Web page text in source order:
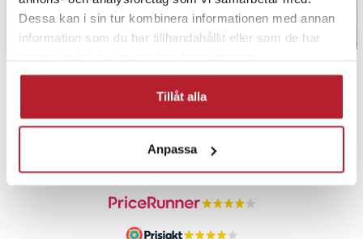
Dessa kan i sin tur kombinera informationen med annan
information som du har tillhandahållit eller som de har
Tillåt alla
Anpassa
PRISGARANTI